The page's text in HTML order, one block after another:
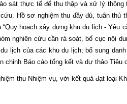
sát thực tế để thu thập và xử lý
Hồ sơ nghiệm thu đầy đủ, tuân
hoạch xây dựng khu du lịch - Yêu
nghiên cứu cần rà soát, bố cục nội
lịch của các khu du lịch; bổ sung
chỉnh Báo cáo tổng kết và dự thảo Tiêu
thu Nhiệm vụ, với kết quả đạt loại